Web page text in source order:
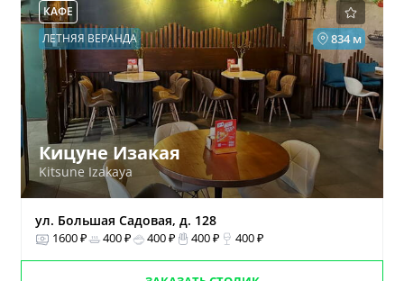
КАФЕ
834 м
ЛЕТНЯЯ ВЕРАНДА
Кицуне Изакая
Kitsune Izakaya
ул. Большая Садовая, д. 128
1600 ₽ 400 ₽ 400 ₽ 400 ₽ 400 ₽